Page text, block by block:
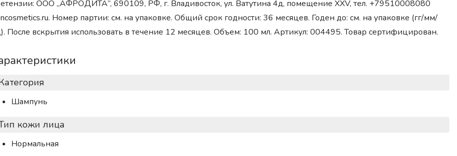
ООО „АФРОДИТА”, 690109, РФ, г. Владивосток, ул. Ватутина 4д, помещение XXV, тел. +79510008080
Номер партии: см. на упаковке. Общий срок годности: 36 месяцев. Годен до: см. на упаковке (гг/мм/
После вскрытия использовать в течение 12 месяцев. Объем: 100 мл. Артикул: 004495. Товар сертифицирован.
Шампунь
кожи лица
Нормальная